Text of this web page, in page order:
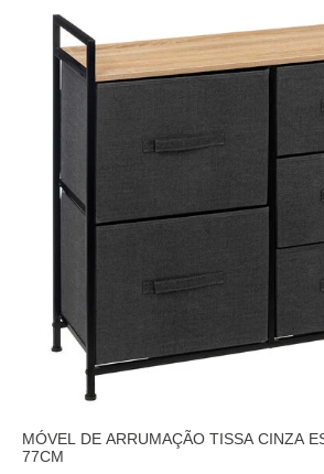
MÓVEL DE ARRUMAÇÃO TISSA CINZA
77CM